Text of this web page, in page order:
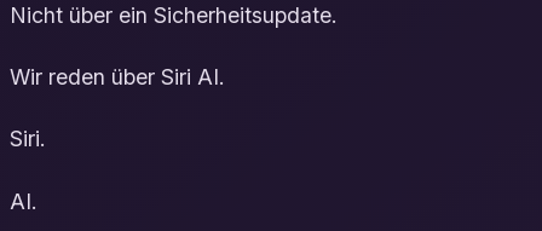
Nicht über ein Sicherheitsupdate.
Wir reden über Siri AI.
Siri.
AI.